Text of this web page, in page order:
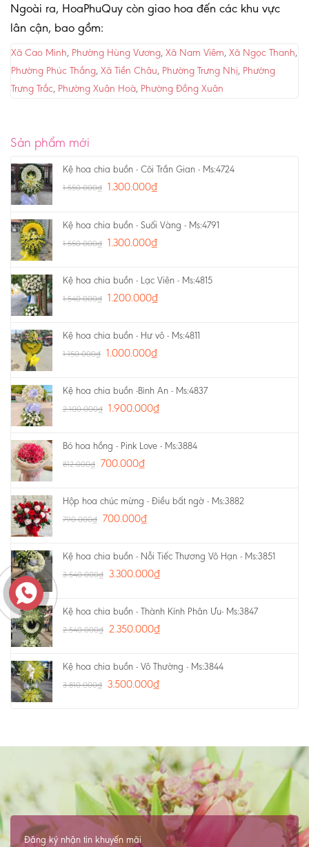
Ngoài ra, HoaPhuQuy còn giao hoa đến các khu vực
lân cận, bao gồm:
Xã Cao Minh, Phường Hùng Vương, Xã Nam Viêm, Xã Ngọc Thanh,
Phường Phúc Thắng, Xã Tiền Châu, Phường Trưng Nhị, Phường
Trưng Trắc, Phường Xuân Hoà, Phường Đồng Xuân
Sản phẩm mới
Kệ hoa chia buồn - Cõi Trần Gian - Ms:4724
1.550.000₫ 1.300.000₫
Kệ hoa chia buồn - Suối Vàng - Ms:4791
1.550.000₫ 1.300.000₫
Kệ hoa chia buồn - Lạc Viên - Ms:4815
1.540.000₫ 1.200.000₫
Kệ hoa chia buồn - Hư vô - Ms:4811
1.150.000₫ 1.000.000₫
Kệ hoa chia buồn -Bình An - Ms:4837
2.100.000₫ 1.900.000₫
Bó hoa hồng - Pink Love - Ms:3884
812.000₫ 700.000₫
Hộp hoa chúc mừng - Điều bất ngờ - Ms:3882
790.000₫ 700.000₫
Kệ hoa chia buồn - Nỗi Tiếc Thương Vô Hạn - Ms:3851
3.540.000₫ 3.300.000₫
Kệ hoa chia buồn - Thành Kính Phân Ưu- Ms:3847
2.540.000₫ 2.350.000₫
Kệ hoa chia buồn - Vô Thường - Ms:3844
3.810.000₫ 3.500.000₫
Đăng ký nhận tin khuyến mãi